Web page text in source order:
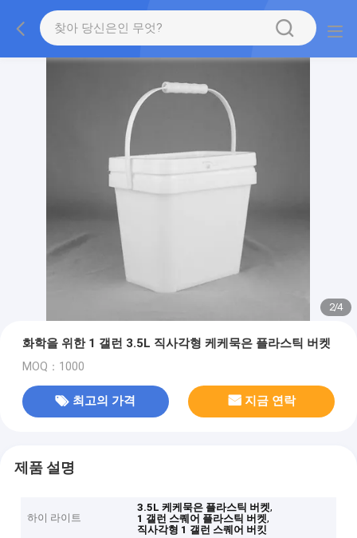
2/4
화학을 위한 1 갤런 3.5L 직사각형 케케묵은 플라스틱 버켓
MOQ：1000
최고의 가격 지금 연락
제품 설명
하이 라이트
3.5L 케케묵은 플라스틱 버켓,
1 갤런 스퀘어 플라스틱 버켓,
직사각형 1 갤런 스퀘어 버킷